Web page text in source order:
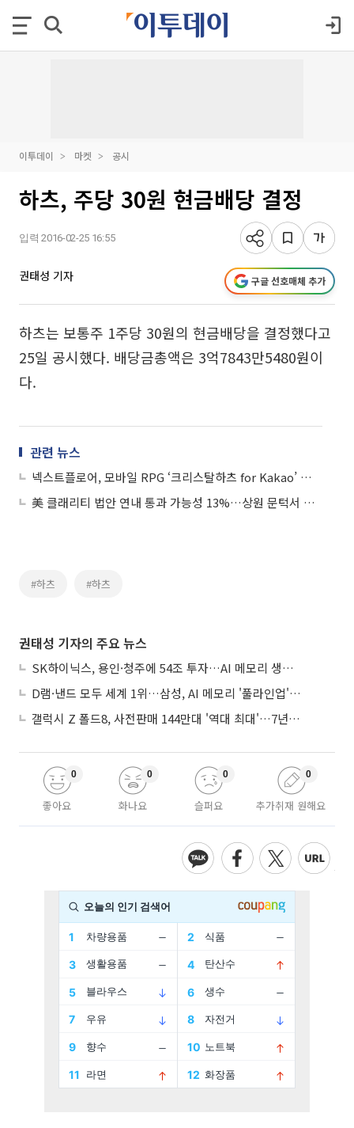
이투데이 마켓 공시
하츠, 주당 30원 현금배당 결정
입력 2016-02-25 16:55
권태성 기자 구글 선호매체 추가
하츠는 보통주 1주당 30원의 현금배당을 결정했다고
25일 공시했다. 배당금총액은 3억7843만5480원이
다.
관련 뉴스
넥스트플로어, 모바일 RPG ‘크리스탈하츠 for Kakao’ 사전 예약 실시
美 클래리티 법안 연내 통과 가능성 13%…상원 문턱서 제동
#하츠 #하츠
권태성 기자의 주요 뉴스
SK하이닉스, 용인·청주에 54조 투자…AI 메모리 생산기지 키운다
D램·낸드 모두 세계 1위…삼성, AI 메모리 '풀라인업'으로 승부
갤럭시 Z 폴드8, 사전판매 144만대 '역대 최대'…7년만에 갤노트10 기록 넘어
좋아요
0
화나요
0
슬퍼요
0
추가취재 원해요
0